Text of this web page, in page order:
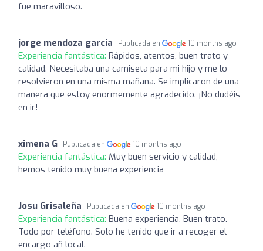
fue maravilloso.
jorge mendoza garcia Publicada en 10 months ago
Experiencia fantástica: Rápidos, atentos, buen trato y
calidad. Necesitaba una camiseta para mi hijo y me lo
resolvieron en una misma mañana. Se implicaron de una
manera que estoy enormemente agradecido. ¡No dudéis
en ir!
ximena G Publicada en 10 months ago
Experiencia fantástica: Muy buen servicio y calidad,
hemos tenido muy buena experiencia
Josu Grisaleña Publicada en 10 months ago
Experiencia fantástica: Buena experiencia. Buen trato.
Todo por teléfono. Solo he tenido que ir a recoger el
encargo añ local.